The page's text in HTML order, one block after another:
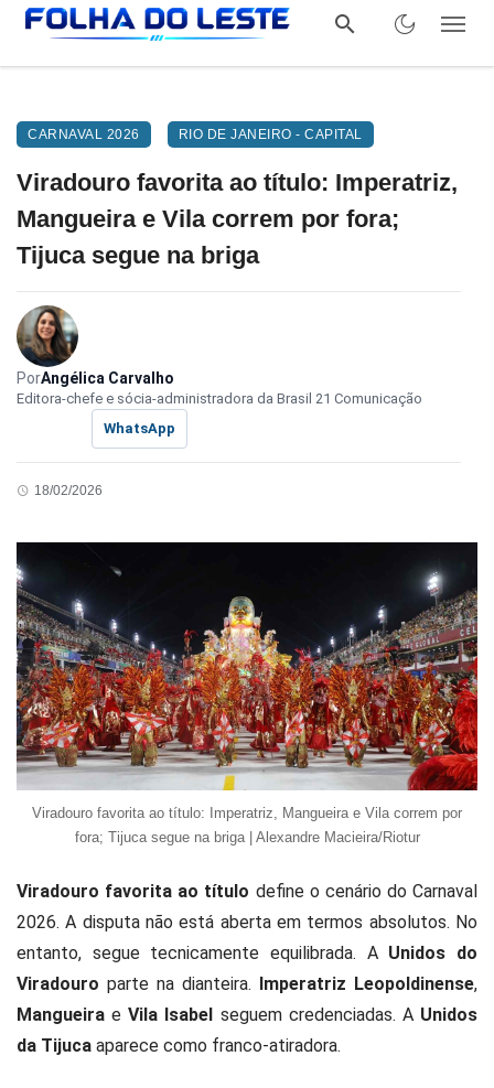
CARNAVAL 2026 RIO DE JANEIRO - CAPITAL
Viradouro favorita ao título: Imperatriz,
Mangueira e Vila correm por fora;
Tijuca segue na briga
PorAngélica Carvalho
Editora-chefe e sócia-administradora da Brasil 21 Comunicação
WhatsApp
18/02/2026
Viradouro favorita ao título: Imperatriz, Mangueira e Vila correm por
fora; Tijuca segue na briga | Alexandre Macieira/Riotur
Viradouro favorita ao título define o cenário do Carnaval
2026. A disputa não está aberta em termos absolutos. No
entanto, segue tecnicamente equilibrada. A Unidos do
Viradouro parte na dianteira. Imperatriz Leopoldinense,
Mangueira eVila Isabel seguem credenciadas. A Unidos
da Tijuca aparece como franco-atiradora.